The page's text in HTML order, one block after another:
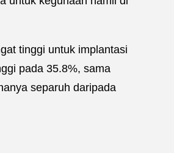
tinggi untuk implantasi
pada 35.8%, sama
separuh daripada